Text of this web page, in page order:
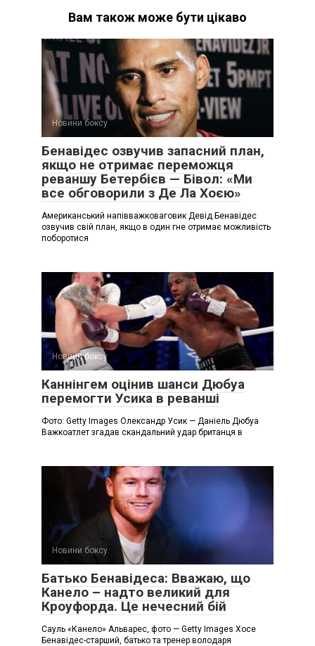
Вам також може бути цікаво
Новини боксу
Бенавідес озвучив запасний план,
якщо не отримає переможця
реваншу Бетербієв — Бівол: «Ми
все обговорили з Де Ла Хоєю»
Американський напівважковаговик Девід Бенавідес
озвучив свій план, якщо в один гне отримає можливість
поборотися
Новини боксу
Каннінгем оцінив шанси Дюбуа
перемогти Усика в реванші
Фото: Getty Images Олександр Усик — Даніель Дюбуа
Важкоатлет згадав скандальний удар британця в
Новини боксу
Батько Бенавідеса: Вважаю, що
Канело – надто великий для
Кроуфорда. Це нечесний бій
Сауль «Канело» Альварес, фото — Getty Images Хосе
Бенавідес-старший, батько та тренер володаря